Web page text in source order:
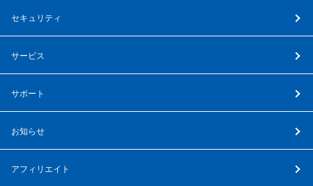
セキュリティ
サービス
サポート
お知らせ
アフィリエイト